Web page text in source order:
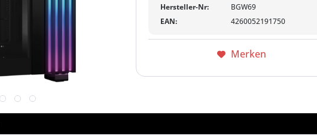
Hersteller-Nr:
BGW69
EAN:
4260052191750
Merken